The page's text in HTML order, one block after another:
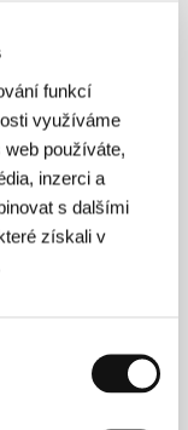
funkcí
využíváme
používáte,
inzerci a
s dalšími
získali v